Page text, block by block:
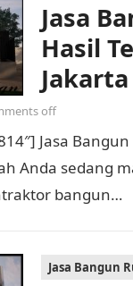
Jasa
Hasil
off
Jasa
Anda sedang
bangun…
Jasa Bangun